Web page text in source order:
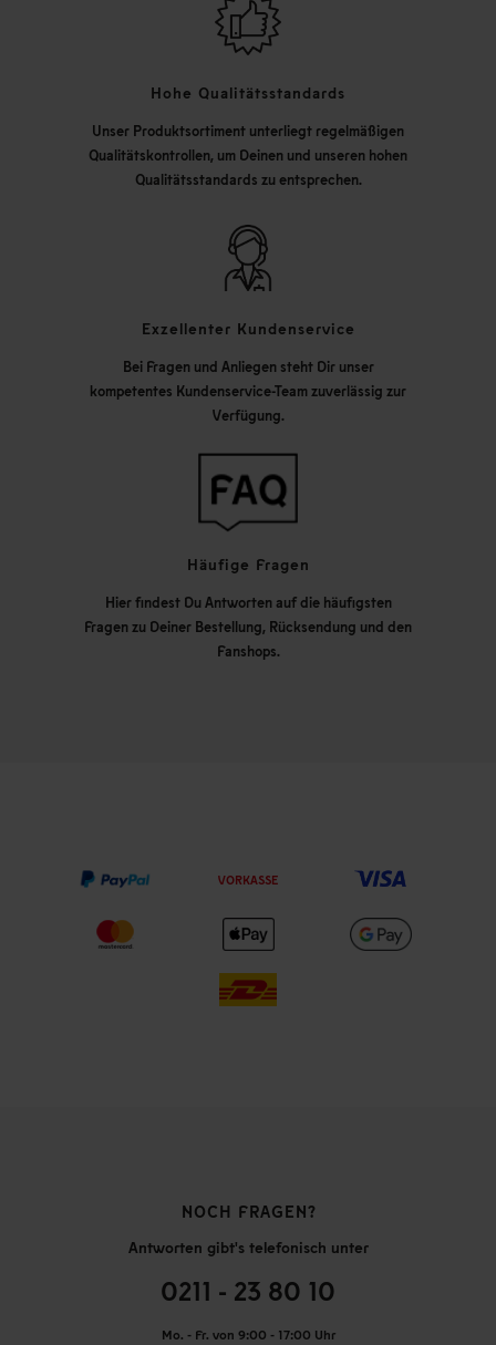
Hohe Qualitätsstandards
Unser Produktsortiment unterliegt regelmäßigen
Qualitätskontrollen, um Deinen und unseren hohen
Qualitätsstandards zu entsprechen.
Exzellenter Kundenservice
Bei Fragen und Anliegen steht Dir unser
kompetentes Kundenservice-Team zuverlässig zur
Verfügung.
Häufige Fragen
Hier findest Du Antworten auf die häufigsten
Fragen zu Deiner Bestellung, Rücksendung und den
Fanshops.
VORKASSE
NOCH FRAGEN?
Antworten gibt's telefonisch unter
0211 - 23 80 10
Mo. - Fr. von 9:00 - 17:00 Uhr